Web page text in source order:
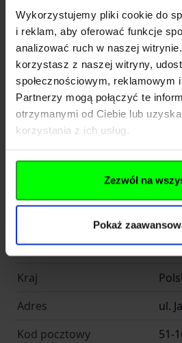
Wykorzystujemy pliki cookie do
i reklam, aby oferować funkcje
analizować ruch w naszej
korzystasz z naszej witryny,
społecznościowym, reklamowym
Partnerzy mogą połączyć te
otrzymanymi od Ciebie lub
korzystania z ich usług.
Zezwól na
Pokaż
Rozwiń opis
Dane
Kod SKU
EAN
Producent
Nazwa
GF
Kraj
Adres
ul.
Kod pocztowy
51-